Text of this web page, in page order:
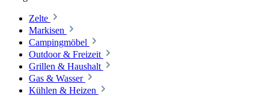
Zelte
Markisen
Campingmöbel
Outdoor & Freizeit
Grillen & Haushalt
Gas & Wasser
Kühlen & Heizen